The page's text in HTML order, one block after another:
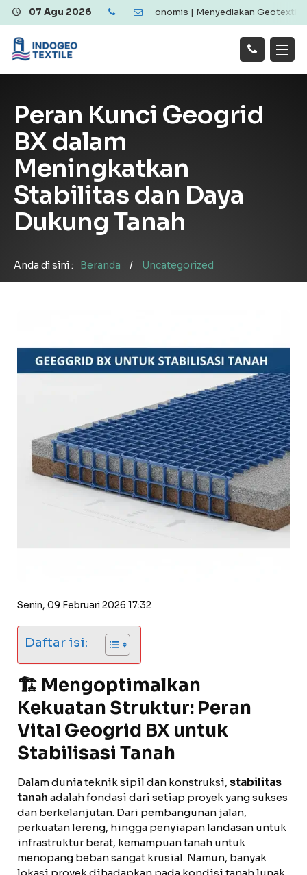
07 Agu 2026
Berkualitas dan Ekonomis | Menyediakan Geotextile Woven
Tentang Kami
Galeri
Layanan
Hubungi
!
Peran Kunci Geogrid
BX dalam
Meningkatkan
Stabilitas dan Daya
Dukung Tanah
Anda di sini : Beranda / Uncategorized
Senin, 09 Februari 2026 17:32
Daftar isi:
🏗️ Mengoptimalkan
Kekuatan Struktur: Peran
Vital Geogrid BX untuk
Stabilisasi Tanah
Dalam dunia teknik sipil dan konstruksi, stabilitas
tanah adalah fondasi dari setiap proyek yang sukses
dan berkelanjutan. Dari pembangunan jalan,
perkuatan lereng, hingga penyiapan landasan untuk
infrastruktur berat, kemampuan tanah untuk
menopang beban sangat krusial. Namun, banyak